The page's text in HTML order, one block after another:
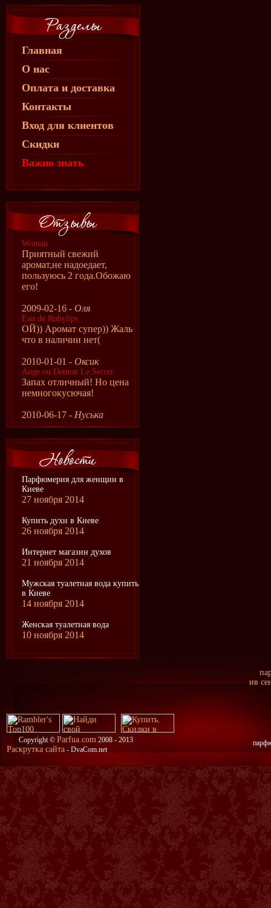
Главная
О нас
Оплата и доставка
Контакты
Вход для клиентов
Скидки
Важно знать
Woman
Приятный свежий
аромат,не надоедает,
пользуюсь 2 года.Обожаю
его!
2009-02-16 - Оля
Eau de Rubylips
ОЙ)) Аромат супер)) Жаль
что в наличии нет(
2010-01-01 - Оксик
Ange ou Demon Le Secret
Запах отличный! Но цена
немногокусючая!
2010-06-17 - Нуська
Парфюмерия для женщин в
Киеве
27 ноября 2014
Купить духи в Киеве
26 ноября 2014
Интернет магазин духов
21 ноября 2014
Мужская туалетная вода купить
в Киеве
14 ноября 2014
Женская туалетная вода
10 ноября 2014
ив
Copyright © Parfua.com 2008 - 2013
Раскрутка сайта - DvaCom.net